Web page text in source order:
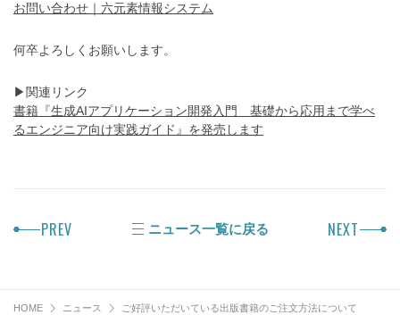
お問い合わせ｜六元素情報システム
何卒よろしくお願いします。
▶関連リンク
書籍『生成AIアプリケーション開発入門 基礎から応用まで学べ
るエンジニア向け実践ガイド』を発売します
PREV ニュース一覧に戻る NEXT
HOME ニュース ご好評いただいている出版書籍のご注文方法について